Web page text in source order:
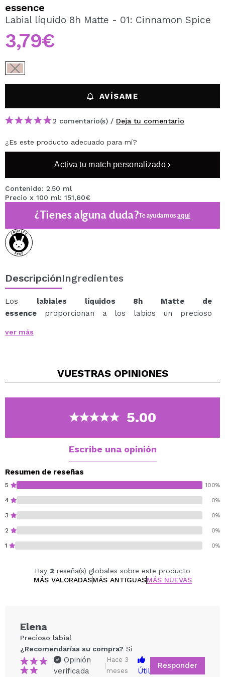
Al crear una cuenta en Maquillalia.com podrás realizar
tus compras rápidamente, revisar el estado de tus
pedidos y consultar tus operaciones anteriores.
essence
Labial líquido 8h Matte - 01: Cinnamon Spice
3,79€
AVÍSAME
2 comentario(s) / Deja tu comentario
¿Es este producto adecuado para mí?
Activa tu match personalizado ›
Contenido: 2.50 ml
Precio x 100 ml: 151,60€
¿Tienes alguna duda?Te ayudamosaquí
DescripciónIngredientes
Los labiales líquidos 8h Matte de
essence proporcionan a los labios un precioso
Su textura ofrece una gran cobertura y un rendimiento
Gracias a su aplicador de forma especial, este labial
conseguir un acabado resistente al agua y a prueba de
Disponible en una amplia gama de tonos, elige tus
ver más
VUESTRAS OPINIONES
5.00
Escribe una opinión
Resumen de reseñas
5 100%
4 0%
3 0%
2 0%
1 0%
Hay 2 reseña(s) globales sobre este producto
MÁS VALORADASMÁS ANTIGUASMÁS NUEVAS
Elena
Precioso labial
¿Recomendarías su compra? Si
|
Opinión
verificada
|
Hace 3
meses
Útil
Responder